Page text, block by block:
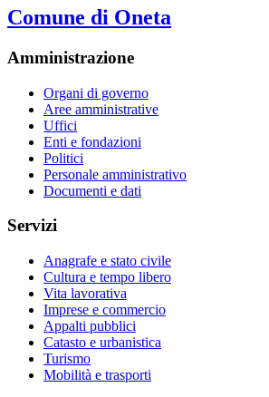
Comune di Oneta
Amministrazione
Organi di governo
Aree amministrative
Uffici
Enti e fondazioni
Politici
Personale amministrativo
Documenti e dati
Servizi
Anagrafe e stato civile
Cultura e tempo libero
Vita lavorativa
Imprese e commercio
Appalti pubblici
Catasto e urbanistica
Turismo
Mobilità e trasporti